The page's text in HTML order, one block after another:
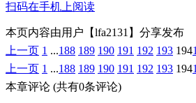
扫码在手机上阅读
本页内容由用户【lfa2131】分享发布
上一页 1 ...188 189 190 191 192 193 194
上一页 1 ...188 189 190 191 192 193 194
本章评论 (共有0条评论)